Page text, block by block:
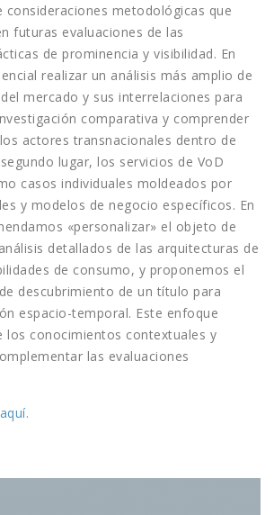
consideraciones metodológicas que
futuras evaluaciones de las
de prominencia y visibilidad. En
realizar un análisis más amplio de
mercado y sus interrelaciones para
comparativa y comprender
actores transnacionales dentro de
lugar, los servicios de VoD
casos individuales moldeados por
y modelos de negocio específicos. En
«personalizar» el objeto de
detallados de las arquitecturas de
de consumo, y proponemos el
descubrimiento de un título para
espacio-temporal. Este enfoque
los conocimientos contextuales y
las evaluaciones
aquí.